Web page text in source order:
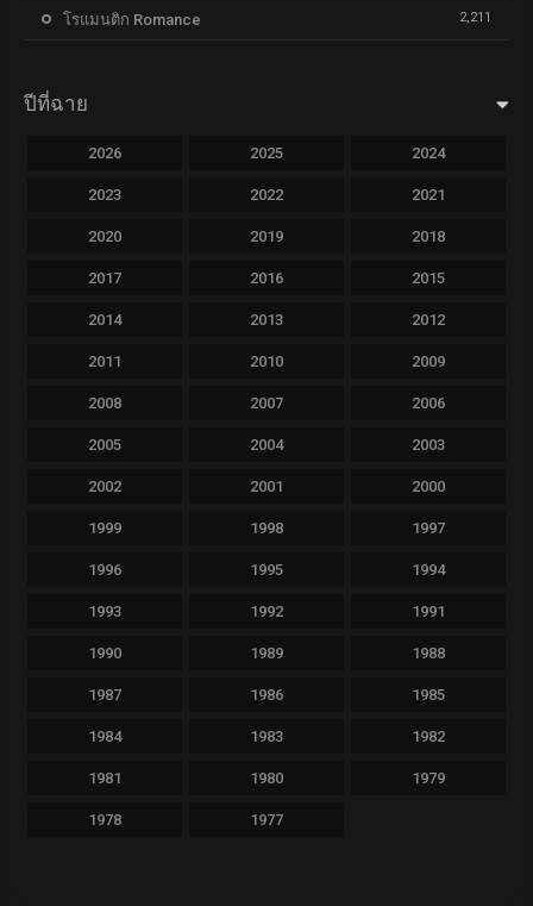
โรแมนติก Romance 2,211
ปีที่ฉาย
2026 2025 2024
2023 2022 2021
2020 2019 2018
2017 2016 2015
2014 2013 2012
2011 2010 2009
2008 2007 2006
2005 2004 2003
2002 2001 2000
1999 1998 1997
1996 1995 1994
1993 1992 1991
1990 1989 1988
1987 1986 1985
1984 1983 1982
1981 1980 1979
1978 1977